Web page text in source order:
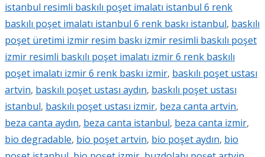
istanbul resimli baskılı poşet imalatı istanbul 6 renk
baskılı poşet imalatı istanbul 6 renk baskı istanbul, baskılı
poşet üretimi izmir resim baskı izmir resimli baskılı poşet
izmir resimli baskılı poşet imalatı izmir 6 renk baskılı
poşet imalatı izmir 6 renk baskı izmir, baskılı poşet ustası
artvin, baskılı poşet ustası aydın, baskılı poşet ustası
istanbul, baskılı poşet ustası izmir, beza canta artvin,
beza canta aydın, beza canta istanbul, beza canta izmir,
bio degradable, bio poşet artvin, bio poşet aydın, bio